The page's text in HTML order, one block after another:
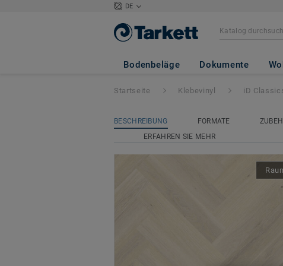
DE
Bodenbeläge Dokumente
iD Classics Glue
Startseite Klebevinyl iD
BESCHREIBUNG FORMATE
ERFAHREN SIE MEHR